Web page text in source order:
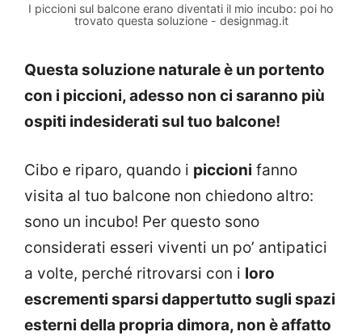
I piccioni sul balcone erano diventati il mio incubo: poi ho
trovato questa soluzione - designmag.it
Questa soluzione naturale è un portento
con i piccioni, adesso non ci saranno più
ospiti indesiderati sul tuo balcone!
Cibo e riparo, quando i piccioni fanno
visita al tuo balcone non chiedono altro:
sono un incubo! Per questo sono
considerati esseri viventi un po’ antipatici
a volte, perché ritrovarsi con i loro
escrementi sparsi dappertutto sugli spazi
esterni della propria dimora, non è affatto